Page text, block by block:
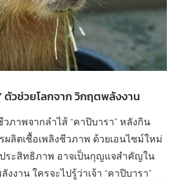
ตัวช่วยโลกจาก วิกฤตพลังงาน
ภาพจากลำไส้ “คาปิบารา” หลังกิน
ผลิตเชื้อเพลิงชีวภาพ ด้วยเอนไซม์ใหม่
ระสิทธิภาพ อาจเป็นกุญแจสำคัญใน
งาน ใครจะไปรู้ว่าเจ้า “คาปิบารา”